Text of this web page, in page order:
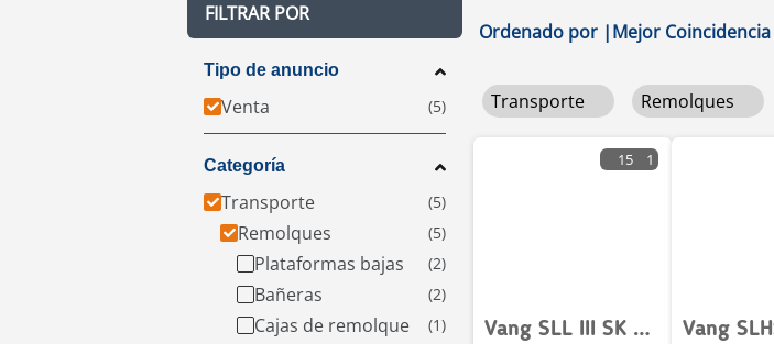
FILTRAR POR
Tipo de anuncio
Venta
Categoría
Transporte
Remolques
Plataformas bajas
Bañeras
Cajas de remolque
Ordenado por |Mejor Coincidencia
Transporte Remolques
15 1
Vang SLL III SK + SIDE OPENING